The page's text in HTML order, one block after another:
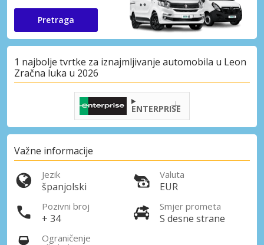
Pretraga
1 najbolje tvrtke za iznajmljivanje automobila u Leon
Zračna luka u 2026
ENTERPRISE
Važne informacije
Jezik
španjolski
Valuta
EUR
Pozivni broj
+ 34
Smjer prometa
S desne strane
Ograničenje